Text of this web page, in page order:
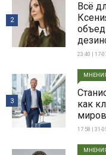
Всë
23:40 | 17-
2
как
17:58 | 31-
3